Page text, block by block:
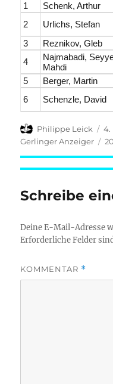
1 Schenk, Arthur
2
Urlichs, Stefan
3
Reznikov, Gleb
4
Najmabadi,
Mahdi
5
Berger, Martin
6
Schenzle, David
Autor
Philippe Leick 4.
Gerlinger Anzeiger
Schreibe
Deine E-Mail-Adresse
Erforderliche Felder
KOMMENTAR *